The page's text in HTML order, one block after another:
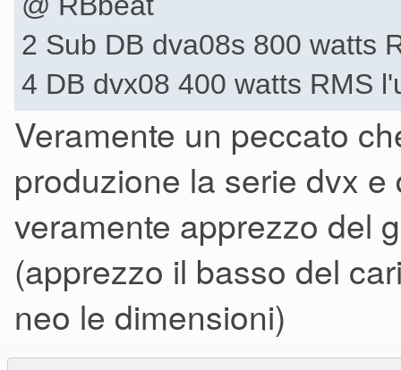
2 Sub DB dva08s 800 watts
4 DB dvx08 400 watts RMS
Veramente un peccato
produzione la serie dvx
veramente apprezzo del
(apprezzo il basso del
neo le dimensioni)